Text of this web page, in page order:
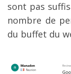
sont pas
nombre de
du buffet du